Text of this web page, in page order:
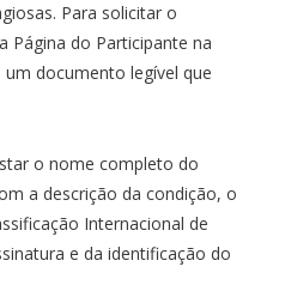
Para solicitar o
Página do Participante na
documento legível que
o nome completo do
a descrição da condição, o
Internacional de
e da identificação do